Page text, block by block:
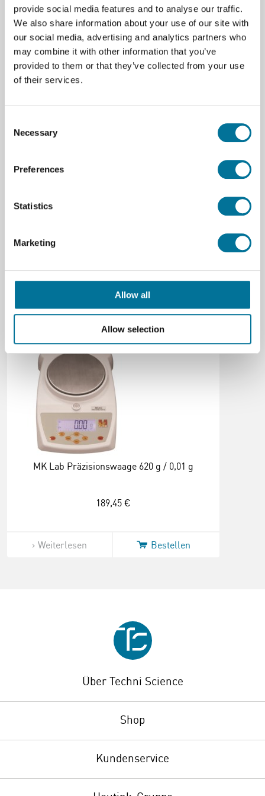
provide social media features and to analyse our traffic.
We also share information about your use of our site with
our social media, advertising and analytics partners who
may combine it with other information that you’ve
provided to them or that they’ve collected from your use
of their services.
Selection
Necessary
Preferences
Statistics
Marketing
Allow all
Allow selection
platzsparend in jeder Sammlung verstauen.
Hinterleuchtetes LCD, auch bei schlechten
Lichtverhältnissen gut ablesbar
Waagschalen-Größe Ø 145 mm
Spezifikationen
Marke
Downloads
Verwandte Produkte
MK Lab Präzisionswaage 620 g / 0,01 g
189,45 €
Weiterlesen Bestellen
Über Techni Science
Shop
Kundenservice